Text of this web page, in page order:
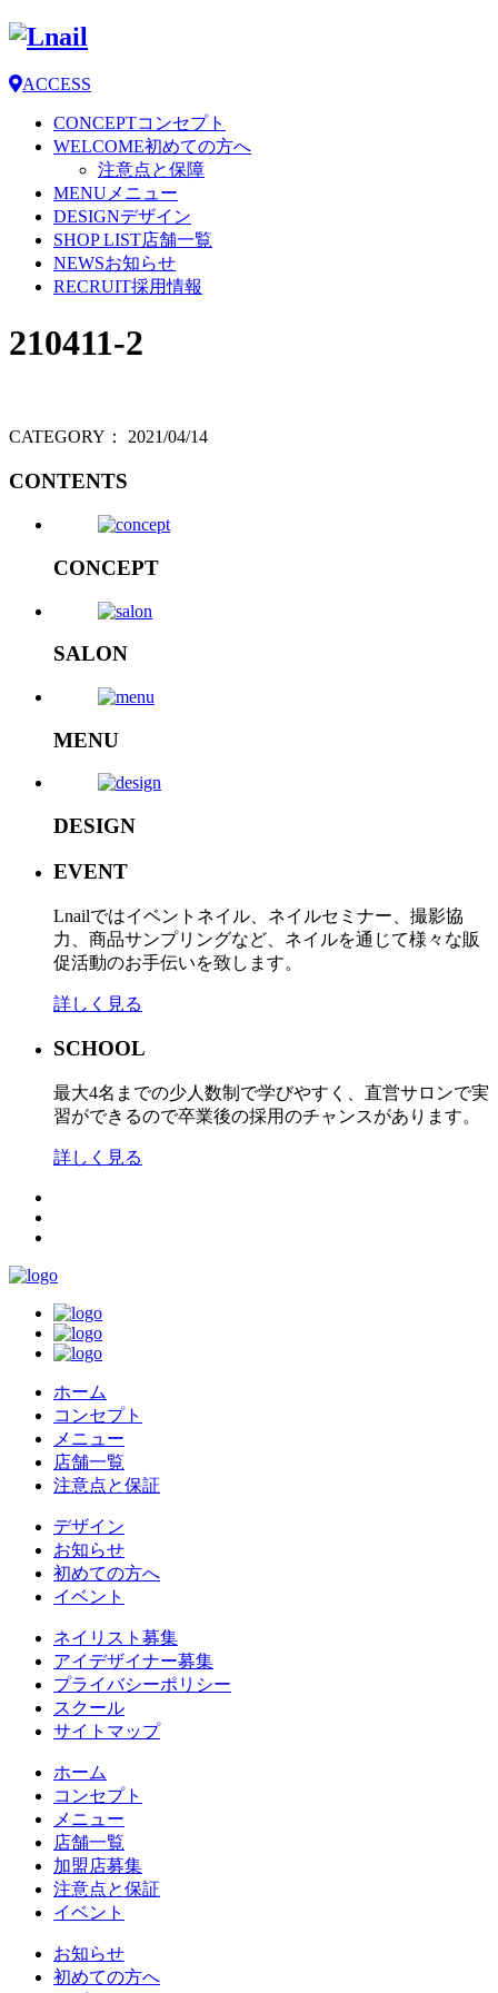
ACCESS
CONCEPTコンセプト
WELCOME初めての方へ
注意点と保障
MENU メニュー
DESIGNデザイン
SHOP LIST店舗一覧
NEWSお知らせ
RECRUIT採用情報
210411-2
CATEGORY： 2021/04/14
CONTENTS
CONCEPT
SALON
MENU
DESIGN
EVENT
Lnailではイベントネイル、ネイルセミナー、撮影協
力、商品サンプリングなど、ネイルを通じて様々な販
促活動のお手伝いを致します。
詳しく見る
SCHOOL
最大4名までの少人数制で学びやすく、直営サロンで実
習ができるので卒業後の採用のチャンスがあります。
詳しく見る
ホーム
コンセプト
メニュー
店舗一覧
注意点と保証
デザイン
お知らせ
初めての方へ
イベント
ネイリスト募集
アイデザイナー募集
プライバシーポリシー
スクール
サイトマップ
ホーム
コンセプト
メニュー
店舗一覧
加盟店募集
注意点と保証
イベント
お知らせ
初めての方へ